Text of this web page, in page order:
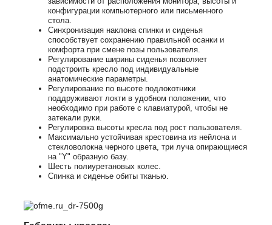
конфигурации компьютерного или письменного
стола.
Синхронизация наклона спинки и сиденья
способствует сохранению правильной осанки и
комфорта при смене позы пользователя.
Регулирование ширины сиденья позволяет
подстроить кресло под индивидуальные
анатомические параметры.
Регулирование по высоте подлокотники
поддруживают локти в удобном положении, что
необходимо при работе с клавиатурой, чтобы не
затекали руки.
Регулировка высоты кресла под рост пользователя.
Максимально устойчивая крестовина из нейлона и
стекловолокна черного цвета, три луча опирающиеся
на "Y" образную базу.
Шесть полиуретановых колес.
Спинка и сиденье обиты тканью.